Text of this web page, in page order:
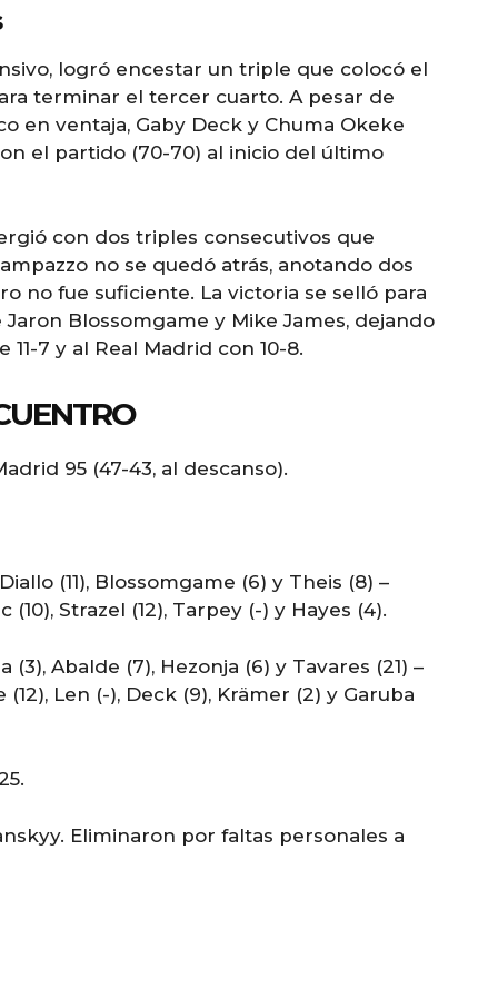
logró encestar un triple que colocó el
terminar el tercer cuarto. A pesar de
en ventaja, Gaby Deck y Chuma Okeke
el partido (70-70) al inicio del último
con dos triples consecutivos que
no se quedó atrás, anotando dos
no fue suficiente. La victoria se selló para
Blossomgame y Mike James, dejando
7 y al Real Madrid con 10-8.
95 (47-43, al descanso).
(11), Blossomgame (6) y Theis (8) –
Strazel (12), Tarpey (-) y Hayes (4).
Abalde (7), Hezonja (6) y Tavares (21) –
Len (-), Deck (9), Krämer (2) y Garuba
Eliminaron por faltas personales a